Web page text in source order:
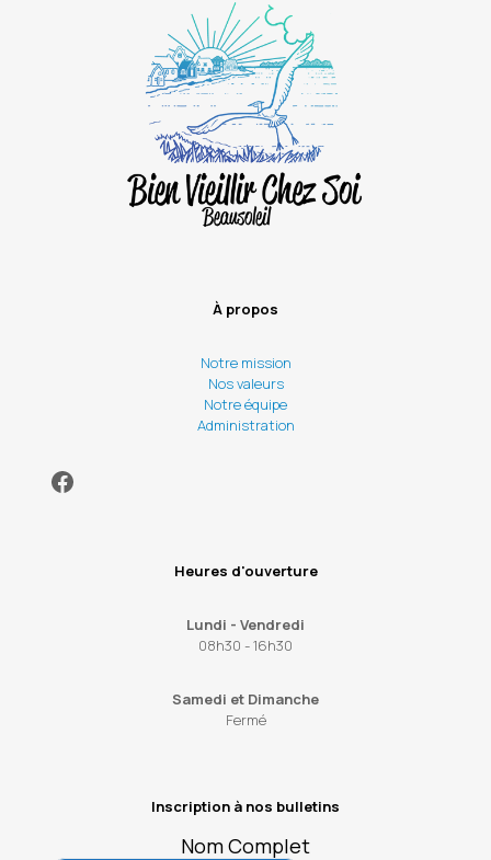
À propos
Notre mission
Nos valeurs
Notre équipe
Administration
Facebook
Heures d'ouverture
Lundi - Vendredi
08h30 - 16h30
Samedi et Dimanche
Fermé
Inscription à nos bulletins
Nom Complet